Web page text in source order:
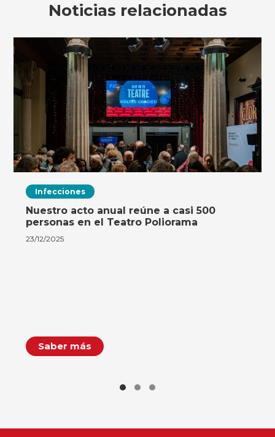
Noticias relacionadas
Infecciones
Nuestro acto anual reúne a casi 500
personas en el Teatro Poliorama
23/12/2025
Saber más